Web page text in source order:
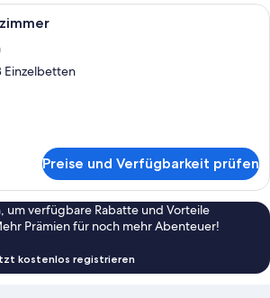
Apartment, 1 Schlafzimmer | Blick auf
Einzelbetten
Preise und Verfügbarkeit prüfen
um verfügbare Rabatte und Vorteile
Prämien für noch mehr Abenteuer!
kostenlos registrieren